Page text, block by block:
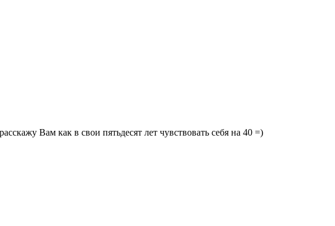
Вам как в свои пятьдесят лет чувствовать себя на 40 =)